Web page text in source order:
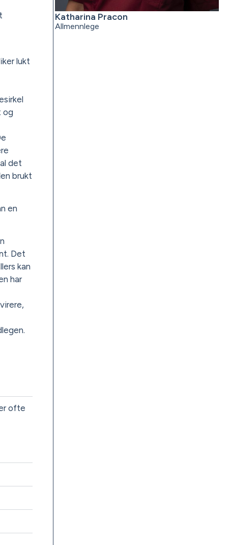
lukt
og
det
brukt
en
Det
kan
har
ofte
Katharina Pracon
Allmennlege